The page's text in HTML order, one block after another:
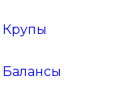
Крупы
Балансы